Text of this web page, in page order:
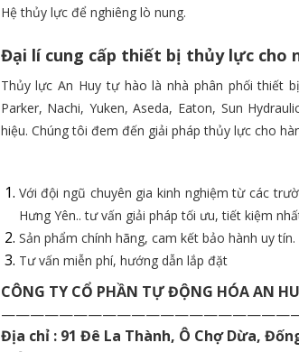
Hệ thủy lực để nghiêng lò nung.
Đại lí cung cấp thiết bị thủy lực cho
Thủy lực An Huy tự hào là nhà phân phối thiết
Parker, Nachi, Yuken, Aseda, Eaton, Sun
hiệu. Chúng tôi đem đến giải pháp thủy lực cho
Với đội ngũ chuyên gia kinh nghiệm từ các
Hưng Yên.. tư vấn giải pháp tối ưu, tiết kiệm
Sản phẩm chính hãng, cam kết bảo hành uy tín.
Tư vấn miễn phí, hướng dẫn lắp đặt
CÔNG TY CỔ PHẦN TỰ ĐỘNG HÓA AN
Địa chỉ : 91 Đê La Thành, Ô Chợ Dừa,